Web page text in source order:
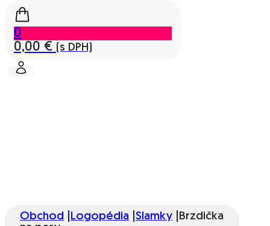
0
0,00 € (s DPH)
Obchod Logopédia Slamky
Brzdička